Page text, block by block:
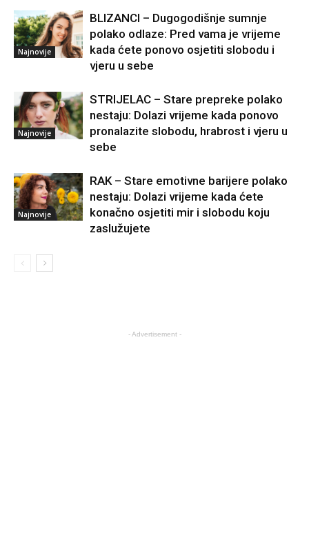
Najnovije
BLIZANCI – Dugogodišnje sumnje
polako odlaze: Pred vama je vrijeme
kada ćete ponovo osjetiti slobodu i
vjeru u sebe
Najnovije
STRIJELAC – Stare prepreke polako
nestaju: Dolazi vrijeme kada ponovo
pronalazite slobodu, hrabrost i vjeru u
sebe
Najnovije
RAK – Stare emotivne barijere polako
nestaju: Dolazi vrijeme kada ćete
konačno osjetiti mir i slobodu koju
zaslužujete
- Advertisement -